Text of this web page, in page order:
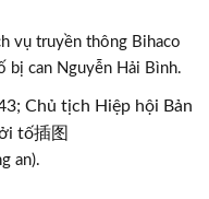
vụ truyền thông Bihaco
bị can Nguyễn Hải Bình.
an).